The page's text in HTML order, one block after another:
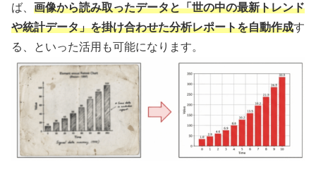
ば、 画像から読み取ったデータと「世の中の最新トレンド
や統計データ」を掛け合わせた分析レポートを自動作成す
る、といった活用も可能になります。